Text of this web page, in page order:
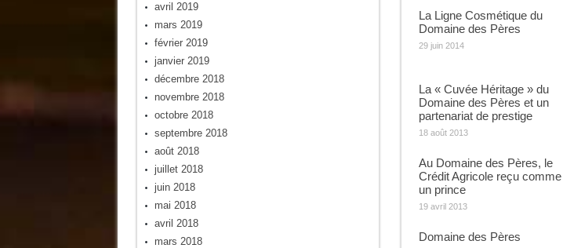
La Ligne Cosmétique du
Domaine des Pères
29 juin 2014
La « Cuvée Héritage » du
Domaine des Pères et un
partenariat de prestige
18 août 2013
Au Domaine des Pères, le
Crédit Agricole reçu comme
un prince
19 avril 2013
Domaine des Pères
avril 2019
mars 2019
février 2019
janvier 2019
décembre 2018
novembre 2018
octobre 2018
septembre 2018
août 2018
juillet 2018
juin 2018
mai 2018
avril 2018
mars 2018